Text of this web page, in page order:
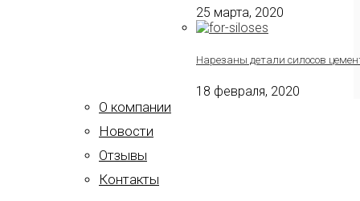
25 марта, 2020
Нарезаны детали силосов
18 февраля, 2020
О компании
Новости
Отзывы
Контакты